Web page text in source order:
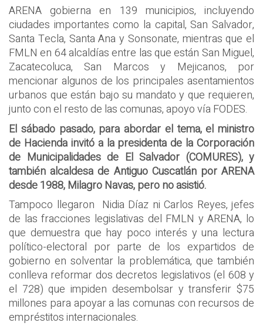
ARENA gobierna en 139 municipios, incluyendo
ciudades importantes como la capital, San Salvador,
Santa Tecla, Santa Ana y Sonsonate, mientras que el
FMLN en 64 alcaldías entre las que están San Miguel,
Zacatecoluca, San Marcos y Mejicanos, por
mencionar algunos de los principales asentamientos
urbanos que están bajo su mandato y que requieren,
junto con el resto de las comunas, apoyo vía FODES.
El sábado pasado, para abordar el tema, el ministro
de Hacienda invitó a la presidenta de la Corporación
de Municipalidades de El Salvador (COMURES), y
también alcaldesa de Antiguo Cuscatlán por ARENA
desde 1988, Milagro Navas, pero no asistió.
Tampoco llegaron Nidia Díaz ni Carlos Reyes, jefes
de las fracciones legislativas del FMLN y ARENA, lo
que demuestra que hay poco interés y una lectura
político-electoral por parte de los expartidos de
gobierno en solventar la problemática, que también
conlleva reformar dos decretos legislativos (el 608 y
el 728) que impiden desembolsar y transferir $75
millones para apoyar a las comunas con recursos de
empréstitos internacionales.